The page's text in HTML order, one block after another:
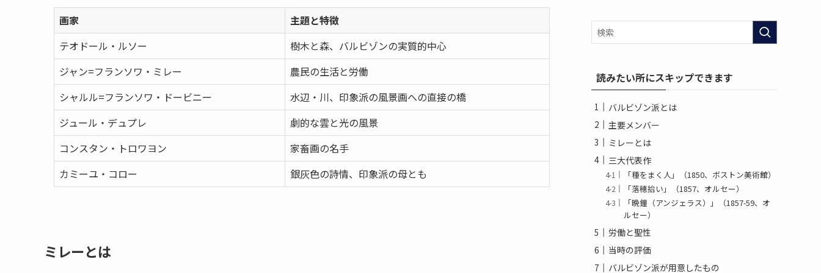
画家
主題と特徴
テオドール・ルソー
樹木と森、バルビゾンの実質的中心
ジャン=フランソワ・ミレー
農民の生活と労働
シャルル=フランソワ・ドービニー
水辺・川、印象派の風景画への直接の橋
ジュール・デュプレ
劇的な雲と光の風景
コンスタン・トロワヨン
家畜画の名手
カミーユ・コロー
銀灰色の詩情、印象派の母とも
ミレーとは
読みたい所にスキップできます
バルビゾン派とは
主要メンバー
ミレーとは
三大代表作
「種をまく人」（1850、ボストン美術館）
「落穂拾い」（1857、オルセー）
「晩鐘（アンジェラス）」（1857-59、オ
ルセー）
労働と聖性
当時の評価
バルビゾン派が用意したもの